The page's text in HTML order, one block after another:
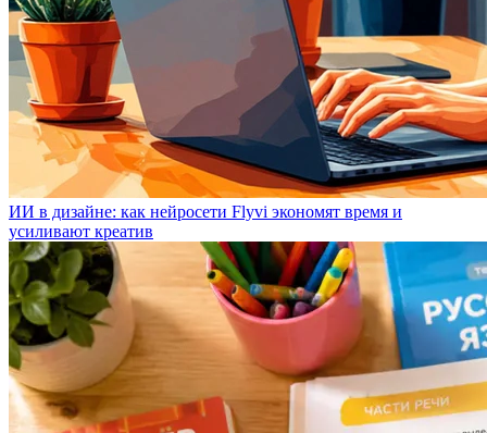
ИИ в дизайне: как нейросети Flyvi экономят время и
усиливают креатив